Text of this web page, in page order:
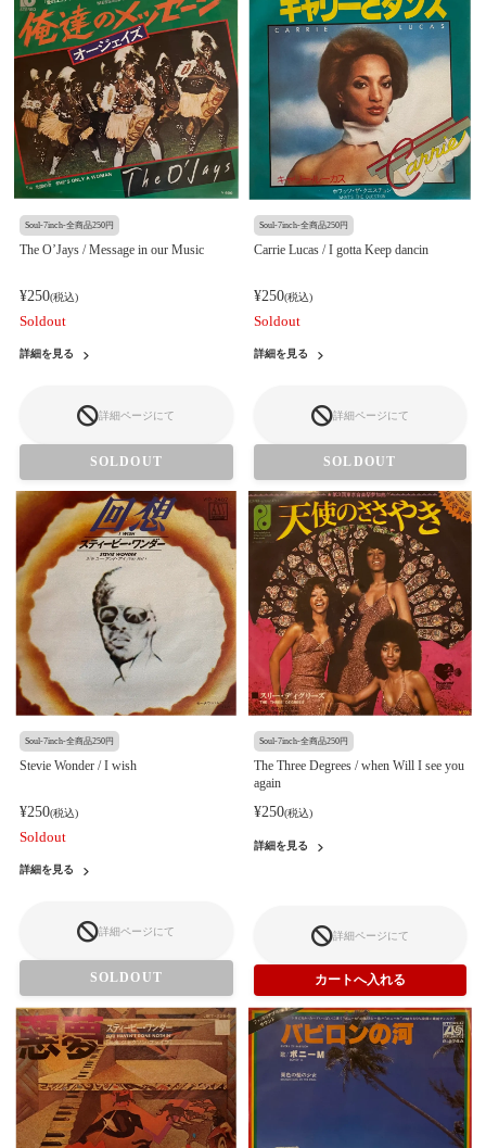
Soul-7inch-全商品250円
The O’Jays / Message in our Music
¥250(税込)
Soldout
詳細を見る
詳細ページにて
SOLDOUT
Soul-7inch-全商品250円
Carrie Lucas / I gotta Keep dancin
¥250(税込)
Soldout
詳細を見る
詳細ページにて
SOLDOUT
Soul-7inch-全商品250円
Stevie Wonder / I wish
¥250(税込)
Soldout
詳細を見る
詳細ページにて
SOLDOUT
Soul-7inch-全商品250円
The Three Degrees / when Will I see you
again
¥250(税込)
詳細を見る
詳細ページにて